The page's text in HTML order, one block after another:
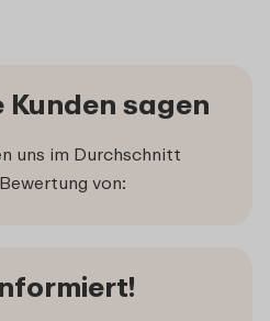
Kunden sagen
uns im Durchschnitt
von: